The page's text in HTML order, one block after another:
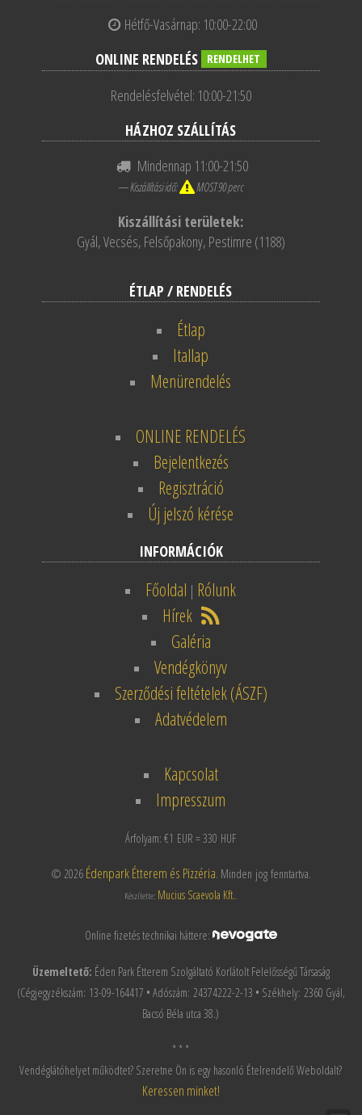
Hétfő-Vasárnap: 10:00-22:00
ONLINE RENDELÉS
RENDELHET
Rendelésfelvétel: 10:00-21:50
HÁZHOZ SZÁLLÍTÁS
Mindennap 11:00-21:50
— Kiszállítási idő: MOST 90 perc
Kiszállítási területek:
Gyál, Vecsés, Felsőpakony, Pestimre (1188)
ÉTLAP / RENDELÉS
Étlap
Itallap
Menürendelés
ONLINE RENDELÉS
Bejelentkezés
Regisztráció
Új jelszó kérése
INFORMÁCIÓK
Főoldal | Rólunk
Hírek
Galéria
Vendégkönyv
Szerződési feltételek (ÁSZF)
Adatvédelem
Kapcsolat
Impresszum
Árfolyam: €1 EUR = 330 HUF
© 2026 Édenpark Étterem és Pizzéria. Minden jog fenntartva.
Készítette: Mucius Scaevola Kft..
Online fizetés technikai háttere:
Üzemeltető: Éden Park Étterem Szolgáltató Korlátolt Felelősségű Társaság
(Cégjegyzékszám: 13-09-164417 • Adószám: 24374222-2-13 • Székhely: 2360 Gyál,
Bacsó Béla utca 38.)
* * *
Vendéglátóhelyet működtet? Szeretne Ön is egy hasonló Ételrendelő Weboldalt?
Keressen minket!